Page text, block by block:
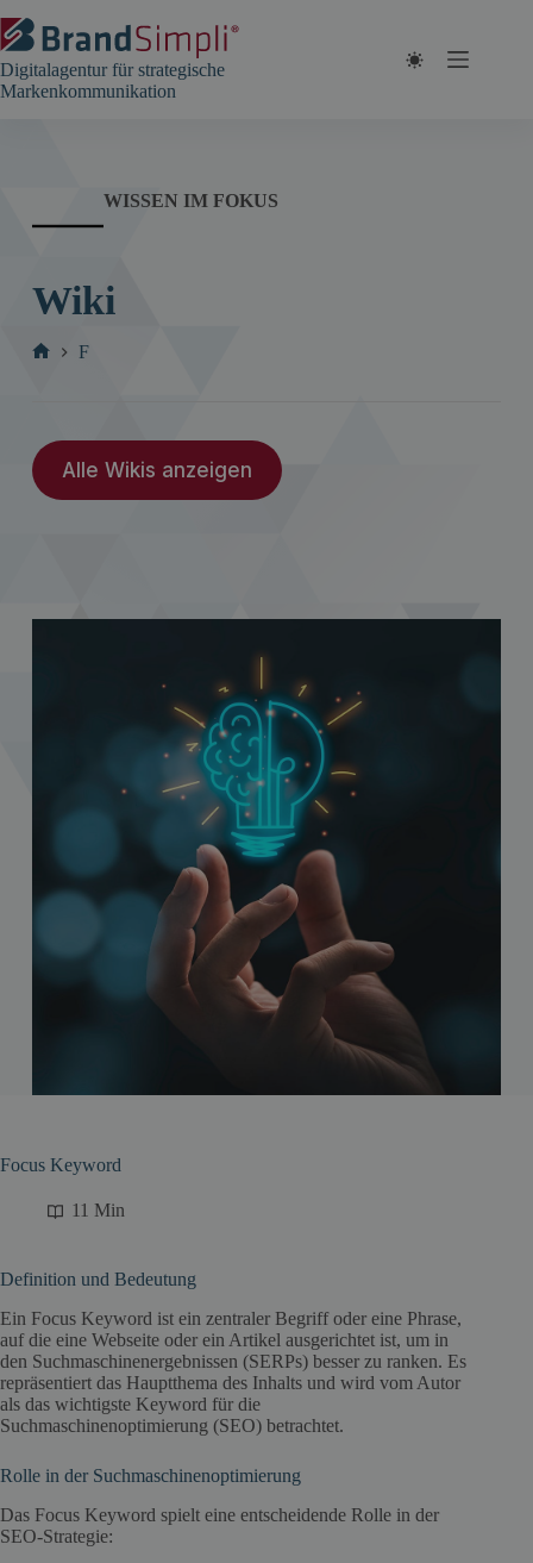
Inhalt
springen
Digitalagentur für strategische
Markenkommunikation
WISSEN IM FOKUS
Wiki
F
Alle Wikis anzeigen
Focus Keyword
11 Min
Definition und Bedeutung
Ein Focus Keyword ist ein zentraler Begriff oder eine Phrase,
auf die eine Webseite oder ein Artikel ausgerichtet ist, um in
den Suchmaschinenergebnissen (SERPs) besser zu ranken. Es
repräsentiert das Hauptthema des Inhalts und wird vom Autor
als das wichtigste Keyword für die
Suchmaschinenoptimierung (SEO) betrachtet.
Rolle in der Suchmaschinenoptimierung
Das Focus Keyword spielt eine entscheidende Rolle in der
SEO-Strategie: